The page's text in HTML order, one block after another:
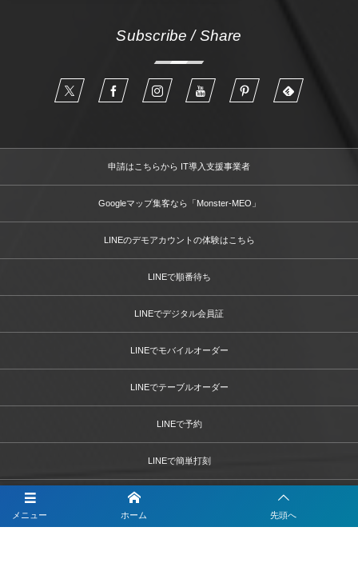
メニュー ホーム 先頭へ
Subscribe / Share
申請はこちらから IT導入支援事業者
Googleマップ集客なら「Monster-MEO」
LINEのデモアカウントの体験はこちら
LINEで順番待ち
LINEでデジタル会員証
LINEでモバイルオーダー
LINEでテーブルオーダー
LINEで予約
LINEで簡単打刻